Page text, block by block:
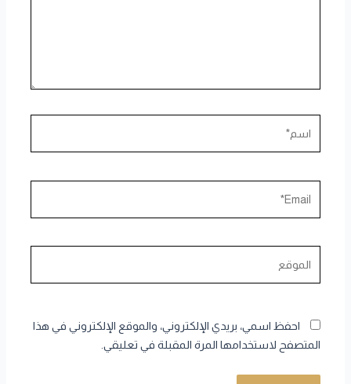
احفظ اسمي، بريدي الإلكتروني، والموقع الإلكتروني في هذا
المتصفح لاستخدامها المرة المقبلة في تعليقي.